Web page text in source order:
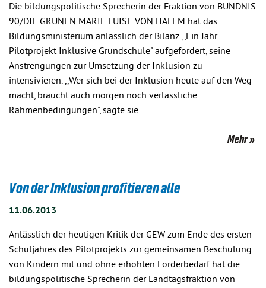
Die bildungspolitische Sprecherin der Fraktion von BÜNDNIS
90/DIE GRÜNEN MARIE LUISE VON HALEM hat das
Bildungsministerium anlässlich der Bilanz ,,Ein Jahr
Pilotprojekt Inklusive Grundschule" aufgefordert, seine
Anstrengungen zur Umsetzung der Inklusion zu
intensivieren. ,,Wer sich bei der Inklusion heute auf den Weg
macht, braucht auch morgen noch verlässliche
Rahmenbedingungen", sagte sie.
Mehr
Von der Inklusion profitieren alle
11.06.2013
Anlässlich der heutigen Kritik der GEW zum Ende des ersten
Schuljahres des Pilotprojekts zur gemeinsamen Beschulung
von Kindern mit und ohne erhöhten Förderbedarf hat die
bildungspolitische Sprecherin der Landtagsfraktion von